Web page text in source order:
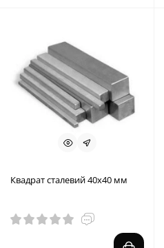
Квадрат сталевий 40х40 мм